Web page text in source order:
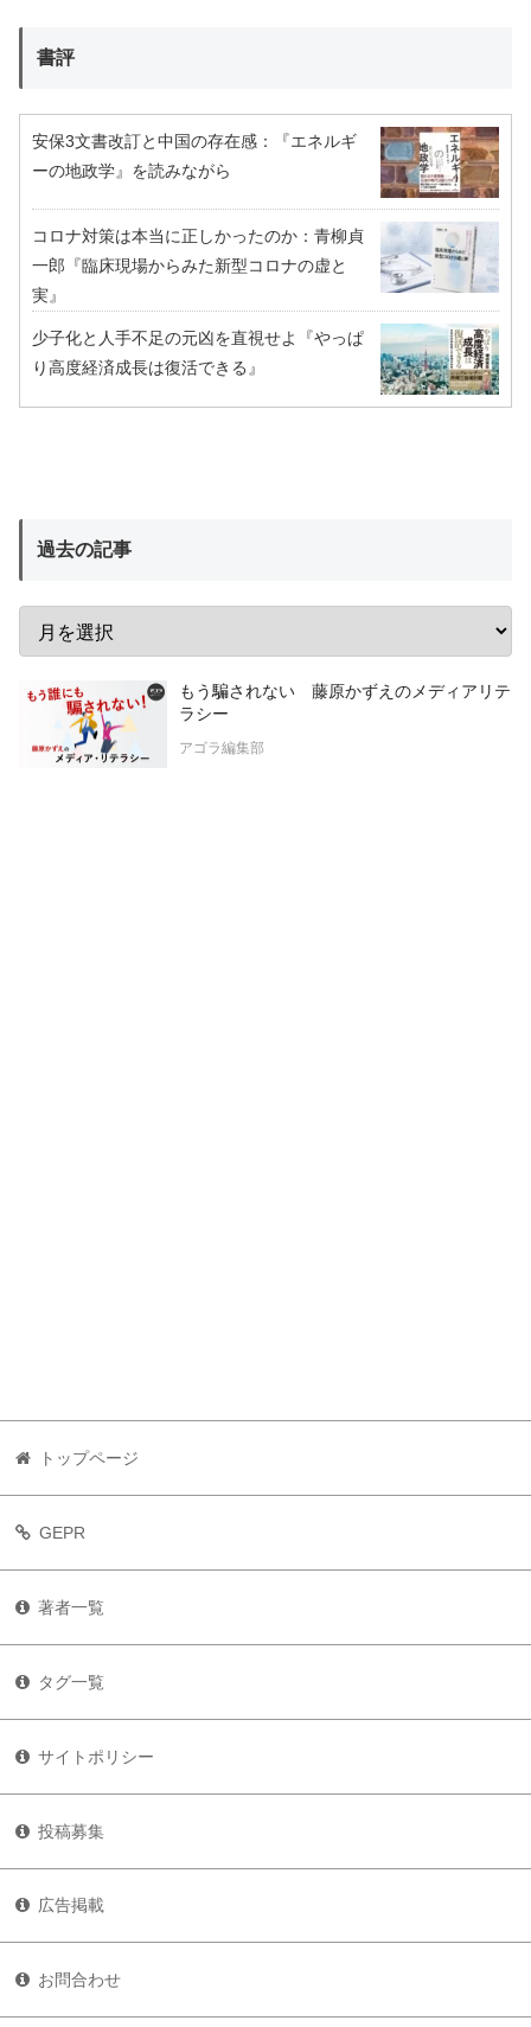
書評
安保3文書改訂と中国の存在感：『エネルギ
ーの地政学』を読みながら
コロナ対策は本当に正しかったのか：青柳貞
一郎『臨床現場からみた新型コロナの虚と
実』
少子化と人手不足の元凶を直視せよ『やっぱ
り高度経済成長は復活できる』
過去の記事
もう騙されない 藤原かずえのメディアリテ
ラシー
アゴラ編集部
トップページ
GEPR
著者一覧
タグ一覧
サイトポリシー
投稿募集
広告掲載
お問合わせ